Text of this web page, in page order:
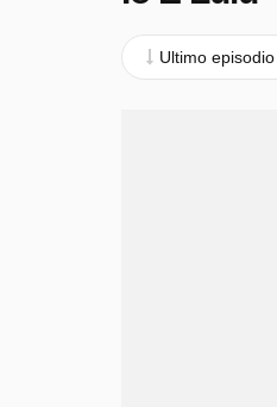
Ultimo episodio